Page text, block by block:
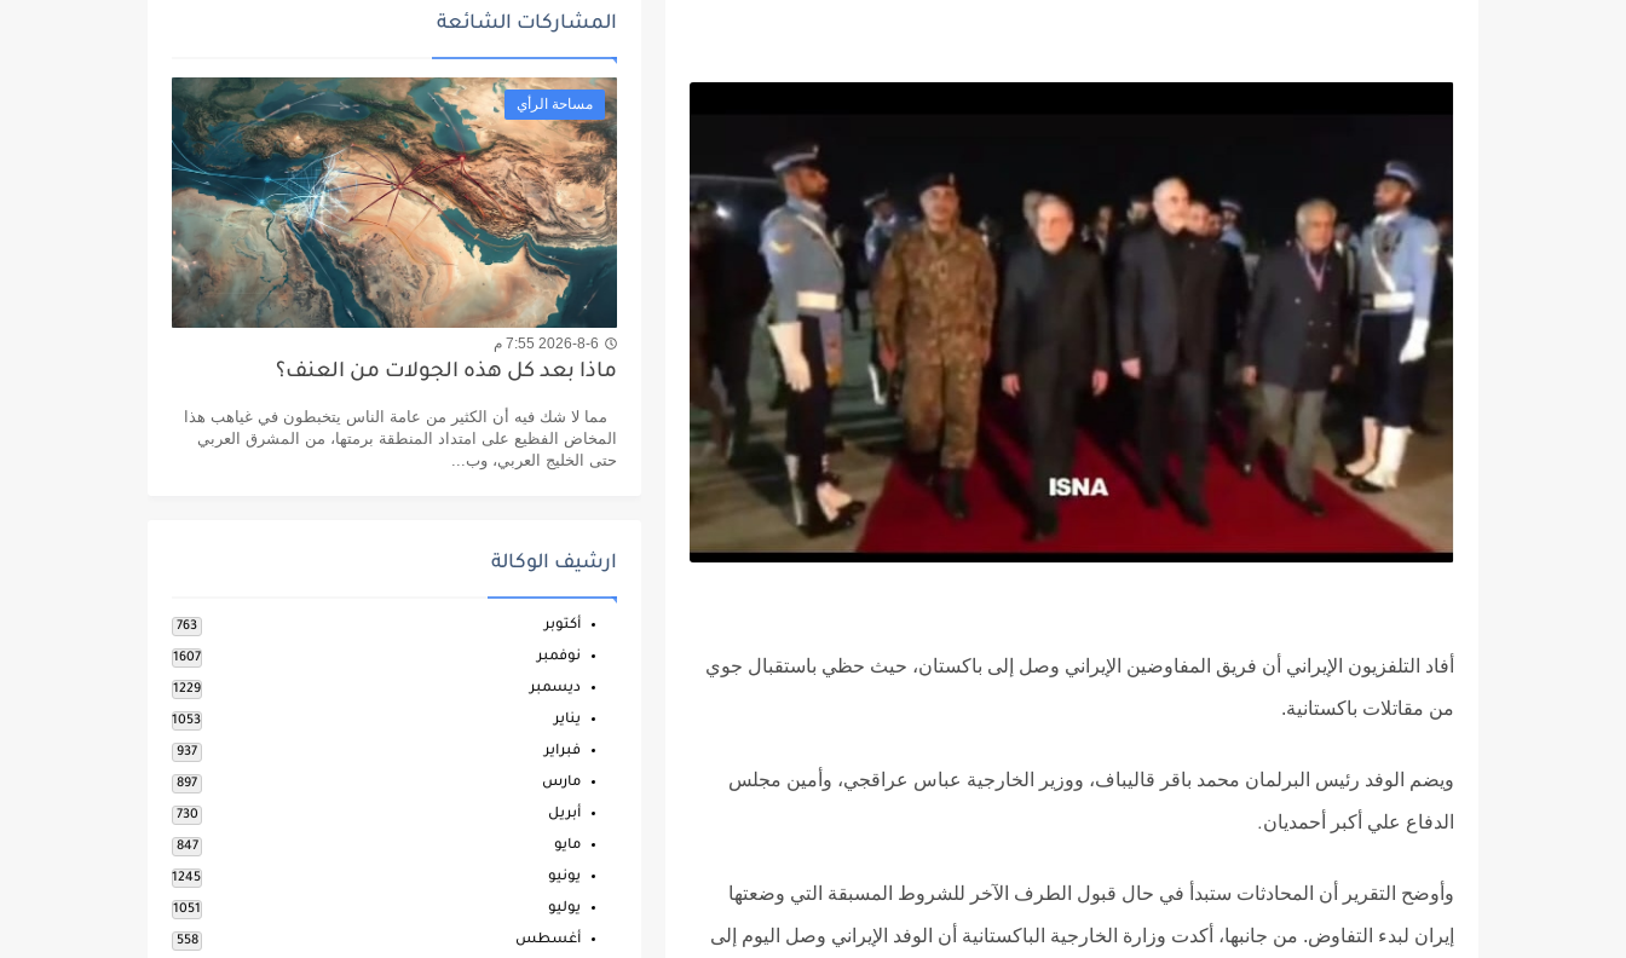
أفاد التلفزيون الإيراني أن فريق المفاوضين الإيراني وصل إلى باكستان، حيث حظي باستقبال جوي
من مقاتلات باكستانية.
ويضم الوفد رئيس البرلمان محمد باقر قاليباف، ووزير الخارجية عباس عراقجي، وأمين مجلس
الدفاع علي أكبر أحمديان.
وأوضح التقرير أن المحادثات ستبدأ في حال قبول الطرف الآخر للشروط المسبقة التي وضعتها
إيران لبدء التفاوض. من جانبها، أكدت وزارة الخارجية الباكستانية أن الوفد الإيراني وصل اليوم إلى
المشاركات الشائعة
مساحة الرأي
2026-8-6 7:55 م
ماذا بعد كل هذه الجولات من العنف؟
مما لا شك فيه أن الكثير من عامة الناس يتخبطون في غياهب هذا
المخاض الفظيع على امتداد المنطقة برمتها، من المشرق العربي
حتى الخليج العربي، وب...
ارشيف الوكالة
أكتوبر 763
نوفمبر 1607
ديسمبر 1229
يناير 1053
فبراير 937
مارس 897
أبريل 730
مايو 847
يونيو 1245
يوليو 1051
أغسطس 558